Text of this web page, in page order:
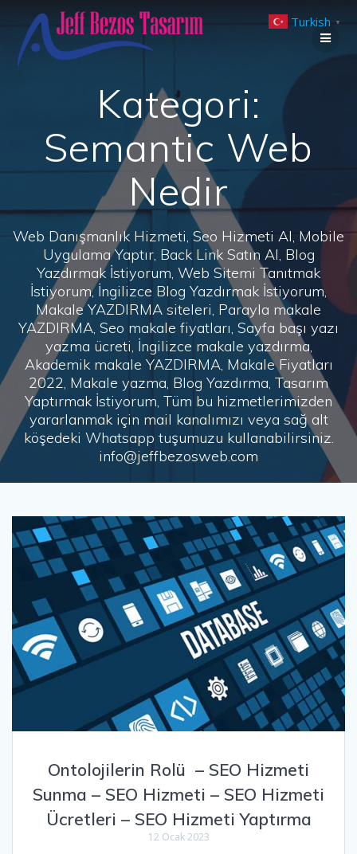
to
Kategori:
Semantic Web
Nedir
Web Danışmanlık Hizmeti, Seo Hizmeti Al, Mobile
Uygulama Yaptır, Back Link Satın Al, Blog
Yazdırmak İstiyorum, Web Sitemi Tanıtmak
İstiyorum, İngilizce Blog Yazdırmak İstiyorum,
Makale YAZDIRMA siteleri, Parayla makale
YAZDIRMA, Seo makale fiyatları, Sayfa başı yazı
yazma ücreti, İngilizce makale yazdırma,
Akademik makale YAZDIRMA, Makale Fiyatları
2022, Makale yazma, Blog Yazdırma, Tasarım
Yaptırmak İstiyorum, Tüm bu hizmetlerimizden
yararlanmak için mail kanalımızı veya sağ alt
köşedeki Whatsapp tuşumuzu kullanabilirsiniz.
info@jeffbezosweb.com
Ontolojilerin Rolü – SEO Hizmeti
Sunma – SEO Hizmeti – SEO Hizmeti
Ücretleri – SEO Hizmeti Yaptırma
12 Ocak 2023
Turkish ▼